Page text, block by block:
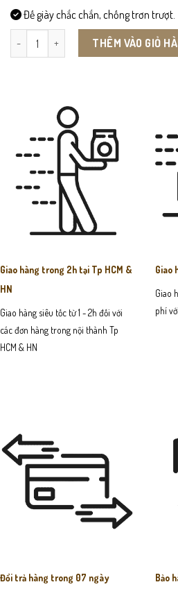
Đế giày chắc chắn, chống trơn trượt.
GN253-Dép Sandal Nữ số lượng
THÊM VÀO GIỎ
Giao hàng trong 2h tại Tp HCM &
HN
Giao hàng siêu tốc từ 1 - 2h đối với
các đơn hàng trong nội thành Tp
HCM & HN
Giao
Giao
phí
Đổi trả hàng trong 07 ngày
Bảo